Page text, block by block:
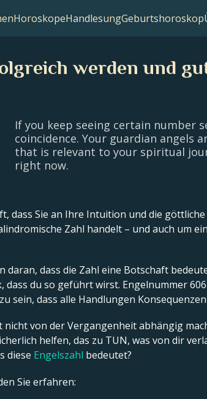
HoroskopeHandlesungGeburtshoroskop
werden und
If you keep seeing certain number
coincidence. Your guardian angels
that is relevant to your spiritual
right now.
dass Sie an Ihre Intuition und die
Zahl handelt – und auch um
daran, dass die Zahl eine Botschaft
du so geführt wirst. Engelnummer
sein, dass alle Handlungen
von der Vergangenheit abhängig
helfen, das zu TUN, was von dir
diese Engelszahl bedeutet?
Sie erfahren: